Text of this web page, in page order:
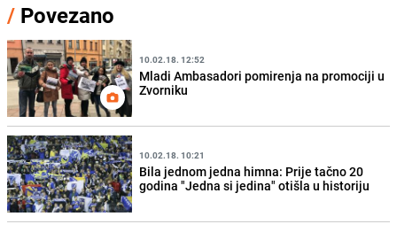
/ Povezano
10.02.18. 12:52
Mladi Ambasadori pomirenja na promociji u
Zvorniku
10.02.18. 10:21
Bila jednom jedna himna: Prije tačno 20
godina "Jedna si jedina" otišla u historiju